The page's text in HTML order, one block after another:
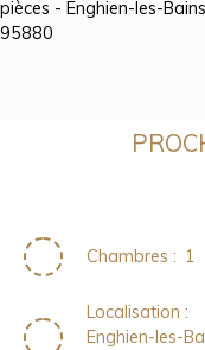
Chambres : 1
Localisation :
Enghien-les-